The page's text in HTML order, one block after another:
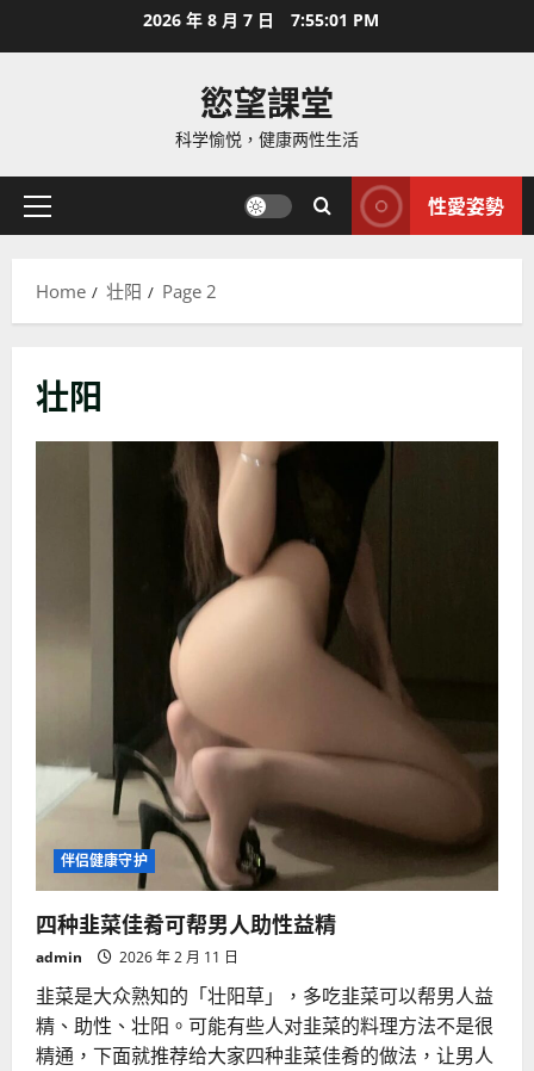
2026 年 8 月 7 日 7:55:04 PM
慾望課堂
科学愉悦，健康两性生活
Primary
性愛姿勢
Home 壮阳 Page 2
壮阳
伴侣健康守护
四种韭菜佳肴可帮男人助性益精
admin 2026 年 2 月 11 日
韭菜是大众熟知的「壮阳草」，多吃韭菜可以帮男人益
精、助性、壮阳。可能有些人对韭菜的料理方法不是很
精通，下面就推荐给大家四种韭菜佳肴的做法，让男人